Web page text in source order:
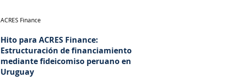
Hito para ACRES Finance:
Estructuración de financiamiento
mediante fideicomiso peruano en
Uruguay
ACRES Finance